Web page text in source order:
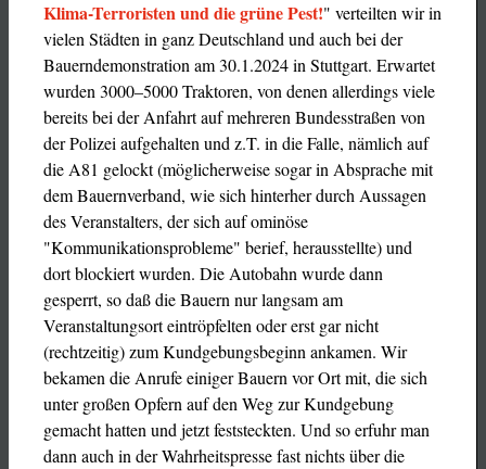
Klima-Terroristen und die grüne Pest!" verteilten wir in
vielen Städten in ganz Deutschland und auch bei der
Bauerndemonstration am 30.1.2024 in Stuttgart. Erwartet
wurden 3000–5000 Traktoren, von denen allerdings viele
bereits bei der Anfahrt auf mehreren Bundesstraßen von
der Polizei aufgehalten und z.T. in die Falle, nämlich auf
die A81 gelockt (möglicherweise sogar in Absprache mit
dem Bauernverband, wie sich hinterher durch Aussagen
des Veranstalters, der sich auf ominöse
"Kommunikationsprobleme" berief, herausstellte) und
dort blockiert wurden. Die Autobahn wurde dann
gesperrt, so daß die Bauern nur langsam am
Veranstaltungsort eintröpfelten oder erst gar nicht
(rechtzeitig) zum Kundgebungsbeginn ankamen. Wir
bekamen die Anrufe einiger Bauern vor Ort mit, die sich
unter großen Opfern auf den Weg zur Kundgebung
gemacht hatten und jetzt feststeckten. Und so erfuhr man
dann auch in der Wahrheitspresse fast nichts über die